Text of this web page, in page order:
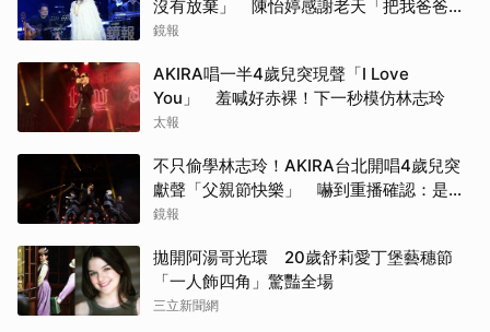
沒有放棄」 陳怡婷感謝老天「把我爸爸還
給我」
鏡報
AKIRA唱一半4歲兒突現聲「I Love
You」 羞喊好赤裸！下一秒模仿林志玲
太報
不只偷學林志玲！AKIRA台北開唱4歲兒突
獻聲「父親節快樂」 嚇到重播確認：是我
兒子
鏡報
拋開阿湯哥光環 20歲舒莉愛丁堡藝穗節
「一人飾四角」驚豔全場
三立新聞網